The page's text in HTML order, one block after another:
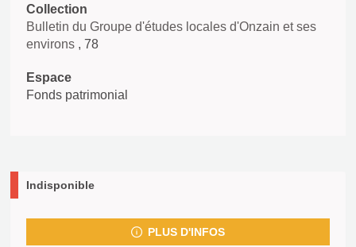
Collection
Bulletin du Groupe d'études locales d'Onzain et ses
environs , 78
Espace
Fonds patrimonial
Indisponible
PLUS D'INFOS